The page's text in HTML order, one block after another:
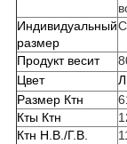
Индивидуальный
размер
Продукт весит
Цвет
Размер Ктн
Кты Ктн
Ктн Н.В./Г.В.